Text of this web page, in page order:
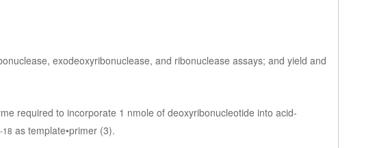
exodeoxyribonuclease, and ribonuclease assays; and yield and
required to incorporate 1 nmole of deoxyribonucleotide into acid-
18 as template•primer (3).